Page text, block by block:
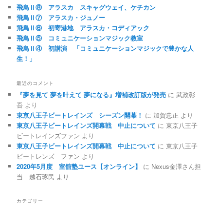
飛鳥Ⅱ⑧ アラスカ スキャグウェイ、ケチカン
飛鳥Ⅱ⑦ アラスカ・ジュノー
飛鳥Ⅱ⑥ 初寄港地 アラスカ・コディアック
飛鳥Ⅱ⑤ コミュニケーションマジック教室
飛鳥Ⅱ④ 初講演 「コミュニケーションマジックで豊かな人
生！」
最近のコメント
『夢を見て 夢を叶えて 夢になる』増補改訂版が発売 に武政彰
吾 より
東京八王子ビートレインズ シーズン開幕！ に 加賀忠正 より
東京八王子ビートレインズ開幕戦 中止について に東京八王子
ビートレインズファン より
東京八王子ビートレインズ開幕戦 中止について に東京八王子
ビートレンズ ファン より
2020年5月度 室舘塾ユース【オンライン】
に Nexus金澤さん担
当 越石琢民 より
カテゴリー